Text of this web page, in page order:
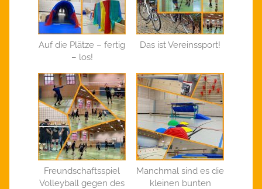
Auf die Plätze – fertig
– los!
Das ist Vereinssport!
Freundschaftsspiel
Volleyball gegen des
Manchmal sind es die
kleinen bunten